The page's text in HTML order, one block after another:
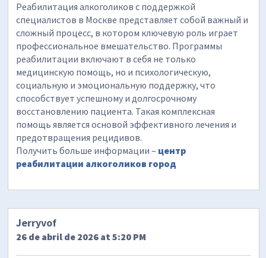
Реабилитация алкоголиков с поддержкой
специалистов в Москве представляет собой важный и
сложный процесс, в котором ключевую роль играет
профессиональное вмешательство. Программы
реабилитации включают в себя не только
медицинскую помощь, но и психологическую,
социальную и эмоциональную поддержку, что
способствует успешному и долгосрочному
восстановлению пациента. Такая комплексная
помощь является основой эффективного лечения и
предотвращения рецидивов.
Получить больше информации – центр
реабилитации алкоголиков город
Jerryvof
26 de abril de 2026 at 5:20 PM